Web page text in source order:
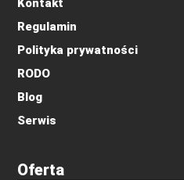
Oferta
Regulamin
Polityka prywatności
RODO
Blog
Serwis